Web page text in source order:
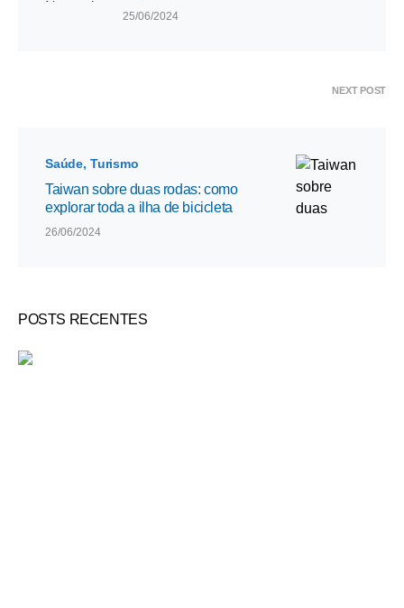
25/06/2024
NEXT POST
Saúde Turismo
Taiwan sobre duas rodas: como
explorar toda a ilha de bicicleta
26/06/2024
POSTS RECENTES